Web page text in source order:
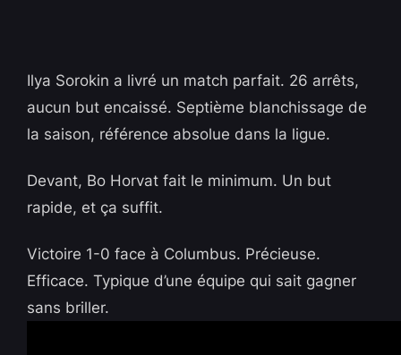
Ilya Sorokin a livré un match parfait. 26 arrêts,
aucun but encaissé. Septième blanchissage de
la saison, référence absolue dans la ligue.
Devant, Bo Horvat fait le minimum. Un but
rapide, et ça suffit.
Victoire 1-0 face à Columbus. Précieuse.
Efficace. Typique d’une équipe qui sait gagner
sans briller.